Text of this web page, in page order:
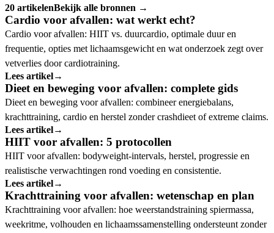
20 artikelenBekijk alle bronnen →
Cardio voor afvallen: wat werkt echt?
Cardio voor afvallen: HIIT vs. duurcardio, optimale duur en
frequentie, opties met lichaamsgewicht en wat onderzoek zegt over
vetverlies door cardiotraining.
Lees artikel→
Dieet en beweging voor afvallen: complete gids
Dieet en beweging voor afvallen: combineer energiebalans,
krachttraining, cardio en herstel zonder crashdieet of extreme claims.
Lees artikel→
HIIT voor afvallen: 5 protocollen
HIIT voor afvallen: bodyweight-intervals, herstel, progressie en
realistische verwachtingen rond voeding en consistentie.
Lees artikel→
Krachttraining voor afvallen: wetenschap en plan
Krachttraining voor afvallen: hoe weerstandstraining spiermassa,
weekritme, volhouden en lichaamssamenstelling ondersteunt zonder